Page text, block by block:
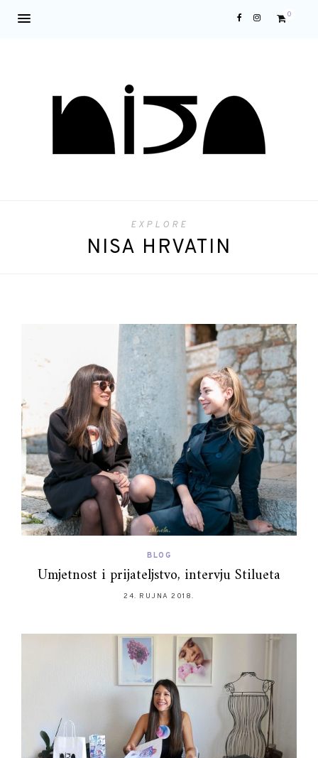
0
EXPLORE
NISA HRVATIN
BLOG
Umjetnost i prijateljstvo, intervju Stilueta
24. RUJNA 2018.